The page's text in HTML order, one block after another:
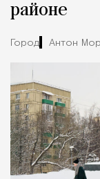
районе
Город Антон